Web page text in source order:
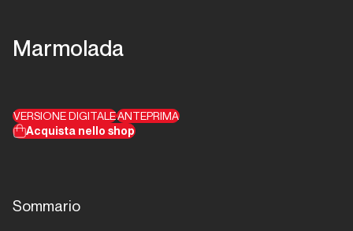
Marmolada
VERSIONE DIGITALEANTEPRIMA
Acquista nello shop
Sommario